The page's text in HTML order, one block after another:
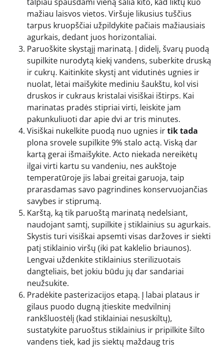
mažiau laisvos vietos. Viršuje likusius tuščius
tarpus kruopščiai užpildykite pačiais mažiausiais
agurkais, dedant juos horizontaliai.
Paruoškite skystąjį marinatą. Į didelį, švarų puodą
supilkite nurodytą kiekį vandens, suberkite druską
ir cukrų. Kaitinkite skystį ant vidutinės ugnies ir
nuolat, lėtai maišykite mediniu šaukštu, kol visi
druskos ir cukraus kristalai visiškai ištirps. Kai
marinatas pradės stipriai virti, leiskite jam
pakunkuliuoti dar apie dvi ar tris minutes.
Visiškai nukelkite puodą nuo ugnies irtik tada
plona srovele supilkite 9% stalo actą. Viską dar
kartą gerai išmaišykite. Acto niekada nereikėtų
ilgai virti kartu su vandeniu, nes aukštoje
temperatūroje jis labai greitai garuoja, taip
prarasdamas savo pagrindines konservuojančias
savybes ir stiprumą.
Karštą, ką tik paruoštą marinatą nedelsiant,
naudojant samtį, supilkite į stiklainius su agurkais.
Skystis turi visiškai apsemti visas daržoves ir siekti
patį stiklainio viršų (iki pat kaklelio briaunos).
Lengvai uždenkite stiklainius sterilizuotais
dangteliais, bet jokiu būdu jų dar sandariai
neužsukite.
Pradėkite pasterizacijos etapą. Į labai plataus ir
gilaus puodo dugną įtieskite medvilninį
rankšluostėlį (kad stiklainiai nesuskiltų),
sustatykite paruoštus stiklainius ir pripilkite šilto
vandens tiek, kad jis siektų maždaug tris